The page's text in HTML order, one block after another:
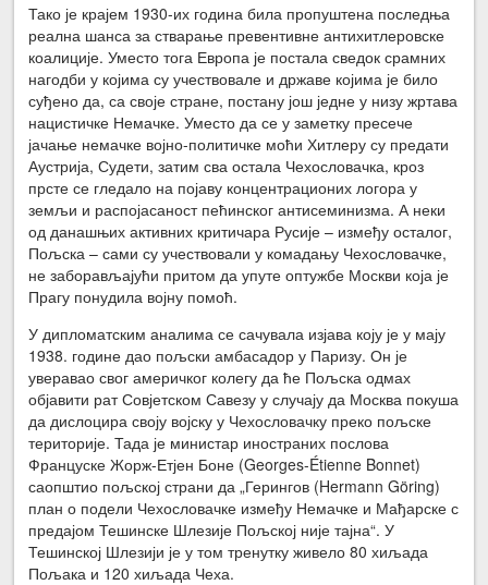
Тако је крајем 1930-их година била пропуштена последња
реална шанса за стварање превентивне антихитлеровске
коалиције. Уместо тога Европа је постала сведок срамних
нагодби у којима су учествовале и државе којима је било
суђено да, са своје стране, постану још једне у низу жртава
нацистичке Немачке. Уместо да се у заметку пресече
јачање немачке војно-политичке моћи Хитлеру су предати
Аустрија, Судети, затим сва остала Чехословачка, кроз
прсте се гледало на појаву концентрационих логора у
земљи и распојасаност пећинског антисеминизма. А неки
од данашњих активних критичара Русије – између осталог,
Пољска – сами су учествовали у комадању Чехословачке,
не заборављајући притом да упуте оптужбе Москви која је
Прагу понудила војну помоћ.
У дипломатским аналима се сачувала изјава коју је у мају
1938. године дао пољски амбасадор у Паризу. Он је
уверавао свог америчког колегу да ће Пољска одмах
објавити рат Совјетском Савезу у случају да Москва покуша
да дислоцира своју војску у Чехословачку преко пољске
територије. Тада је министар иностраних послова
Француске Жорж-Етјен Боне (Georges-Étienne Bonnet)
саопштио пољској страни да „Герингов (Hermann Göring)
план о подели Чехословачке између Немачке и Мађарске с
предајом Тешинске Шлезије Пољској није тајна“. У
Тешинској Шлезији је у том тренутку живело 80 хиљада
Пољака и 120 хиљада Чеха.